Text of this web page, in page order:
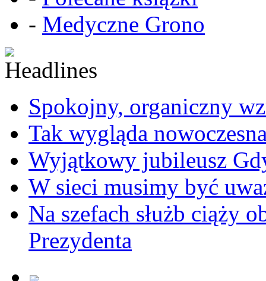
- Medyczne Grono
Spokojny, organiczny
Tak wygląda
Wyjątkowy jubileusz
W sieci musimy być
Na szefach służb ciąży
Prezydenta